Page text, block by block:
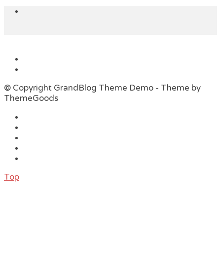
© Copyright GrandBlog Theme Demo - Theme by
ThemeGoods
Top